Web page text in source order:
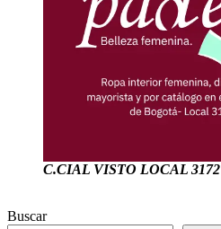
C.CIAL VISTO LOCAL 3172
Buscar